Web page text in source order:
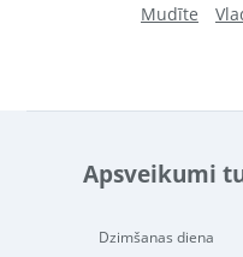
Mudīte
Apsveikumi
Dzimšanas diena